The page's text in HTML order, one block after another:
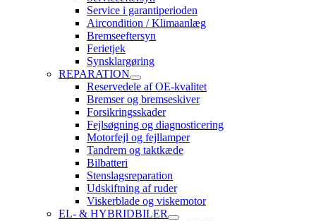
Service i garantiperioden
Aircondition / Klimaanlæg
Bremseeftersyn
Ferietjek
Synsklargøring
REPARATION
Reservedele af OE-kvalitet
Bremser og bremseskiver
Forsikringsskader
Fejlsøgning og diagnosticering
Motorfejl og fejllamper
Tandrem og taktkæde
Bilbatteri
Stenslagsreparation
Udskiftning af ruder
Viskerblade og viskemotor
EL- & HYBRIDBILER